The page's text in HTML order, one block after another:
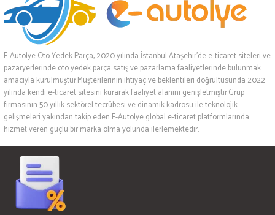
E-Autolye Oto Yedek Parça, 2020 yılında İstanbul Ataşehir’de e-ticaret siteleri ve
pazaryerlerinde oto yedek parça satış ve pazarlama faaliyetlerinde bulunmak
amacıyla kurulmuştur.Müşterilerinin ihtiyaç ve beklentileri doğrultusunda 2022
yılında kendi e-ticaret sitesini kurarak faaliyet alanını genişletmiştir.Grup
firmasının 50 yıllık sektörel tecrübesi ve dinamik kadrosu ile teknolojik
gelişmeleri yakından takip eden E-Autolye global e-ticaret platformlarında
hizmet veren güçlü bir marka olma yolunda ilerlemektedir.